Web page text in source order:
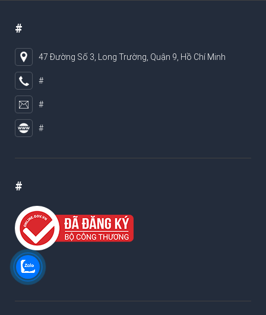
#
47 Đường Số 3, Long Trường, Quận 9, Hồ Chí Minh
#
#
#
#